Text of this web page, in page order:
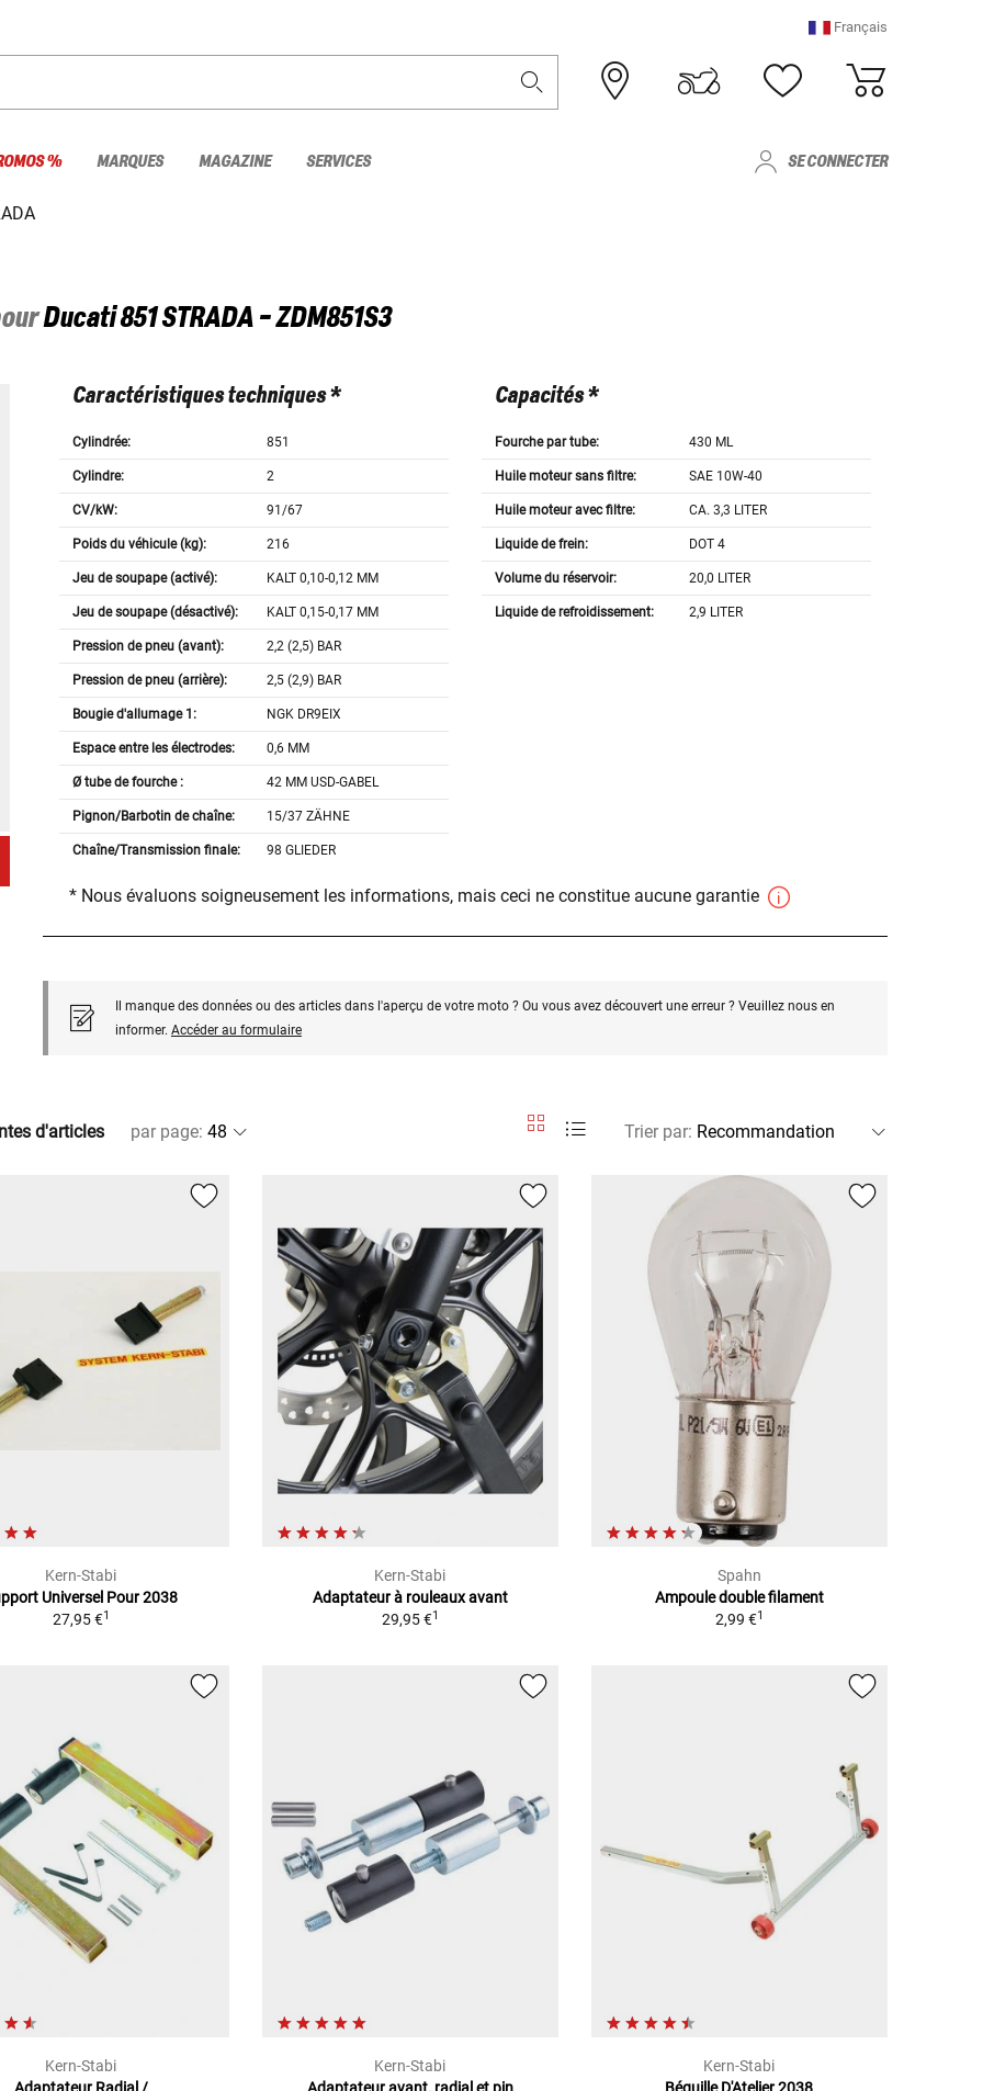
Français
% MARQUES MAGAZINE SERVICES SE CONNECTER
Ducati851 STRADA - ZDM851S3
Caractéristiques techniques *
Cylindrée: 851
Cylindre: 2
CV/kW: 91/67
Poids du véhicule (kg): 216
Jeu de soupape (activé): KALT 0,10-0,12 MM
Jeu de soupape (désactivé): KALT 0,15-0,17 MM
Pression de pneu (avant): 2,2 (2,5) BAR
Pression de pneu (arrière): 2,5 (2,9) BAR
Bougie d'allumage 1: NGK DR9EIX
Espace entre les électrodes: 0,6 MM
Ø tube de fourche : 42 MM USD-GABEL
Pignon/Barbotin de chaîne: 15/37 ZÄHNE
Chaîne/Transmission finale: 98 GLIEDER
Capacités *
Fourche par tube: 430 ML
Huile moteur sans filtre: SAE 10W-40
Huile moteur avec filtre: CA. 3,3 LITER
Liquide de frein: DOT 4
Volume du réservoir: 20,0 LITER
Liquide de refroidissement: 2,9 LITER
* Nous évaluons soigneusement les informations, mais ceci ne constitue aucune garantie
Il manque des données ou des articles dans l'aperçu de votre moto ? Ou vous avez découvert une erreur ? Veuillez nous en
informer. Accéder au formulaire
d'articles par page: Trier par:
Kern-Stabi
Universel Pour 2038
27,95 €1
Kern-Stabi
Adaptateur à rouleaux avant
29,95 €1
Spahn
Ampoule double filament
2,99 €1
Kern-Stabi
Adaptateur Radial /
Kern-Stabi
Adaptateur avant, radial et pin
Kern-Stabi
Béquille D'Atelier 2038